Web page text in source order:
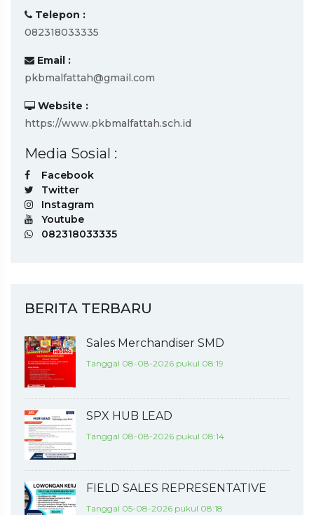
Telepon :
082318033335
Email :
pkbmalfattah@gmail.com
Website :
https://www.pkbmalfattah.sch.id
Media Sosial :
Facebook
Twitter
Instagram
Youtube
082318033335
BERITA TERBARU
Sales Merchandiser SMD
Tanggal 08-08-2026 pukul 08:19
SPX HUB LEAD
Tanggal 08-08-2026 pukul 08:14
FIELD SALES REPRESENTATIVE
Tanggal 05-08-2026 pukul 08:18